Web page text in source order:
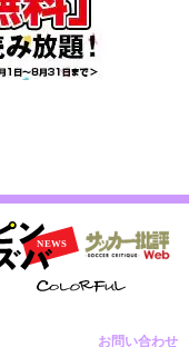
お問い合わせ